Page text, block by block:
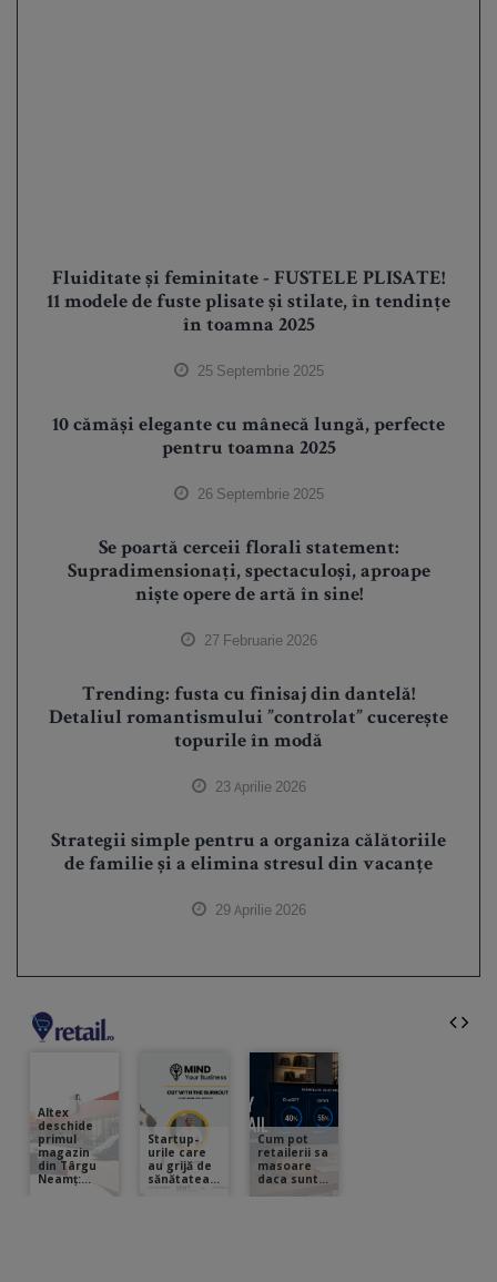
Fluiditate și feminitate - FUSTELE PLISATE!
11 modele de fuste plisate și stilate, în tendințe
în toamna 2025
25 Septembrie 2025
10 cămăși elegante cu mânecă lungă, perfecte
pentru toamna 2025
26 Septembrie 2025
Se poartă cerceii florali statement:
Supradimensionați, spectaculoși, aproape
niște opere de artă în sine!
27 Februarie 2026
Trending: fusta cu finisaj din dantelă!
Detaliul romantismului ”controlat” cucerește
topurile în modă
23 Aprilie 2026
Strategii simple pentru a organiza călătoriile
de familie și a elimina stresul din vacanțe
29 Aprilie 2026